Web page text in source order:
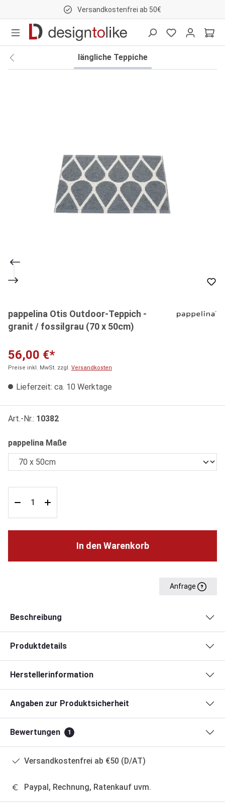
Versandkostenfrei ab 50€
längliche Teppiche
pappelina Otis Outdoor-Teppich -
granit / fossilgrau (70 x 50cm)
56,00 €*
Preise inkl. MwSt. zzgl. Versandkosten
Lieferzeit: ca. 10 Werktage
Art.-Nr.: 10382
pappelina Maßeauswählen
In den Warenkorb
Anfrage
Beschreibung
Produktdetails
Herstellerinformation
Angaben zur Produktsicherheit
Bewertungen 1
Versandkostenfrei ab €50 (D/AT)
Paypal, Rechnung, Ratenkauf uvm.